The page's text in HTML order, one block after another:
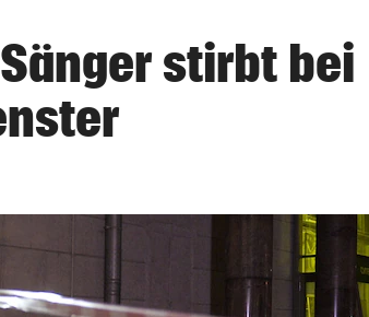
2026
stirbt bei